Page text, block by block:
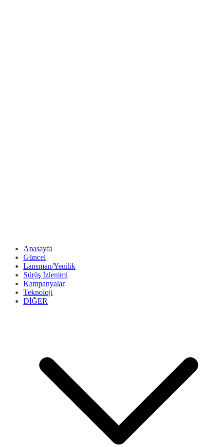
Anasayfa
Güncel
Lansman/Yenilik
Sürüş İzlenimi
Kampanyalar
Teknoloji
DİĞER